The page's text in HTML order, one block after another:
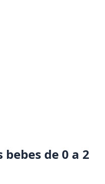
de 0 a 2